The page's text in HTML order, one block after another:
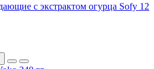
с экстрактом огурца Sofy 12